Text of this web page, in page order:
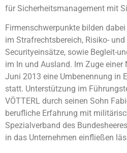
für Sicherheitsmanagement mit
Firmenschwerpunkte bilden
im Strafrechtsbereich, Risiko-
Securityeinsätze, sowie Begleit-
im In und Ausland. Im Zuge
Juni 2013 eine Umbenennung in
statt. Unterstützung im
VÖTTERL durch seinen Sohn
berufliche Erfahrung mit
Spezialverband des
in das Unternehmen einfließen